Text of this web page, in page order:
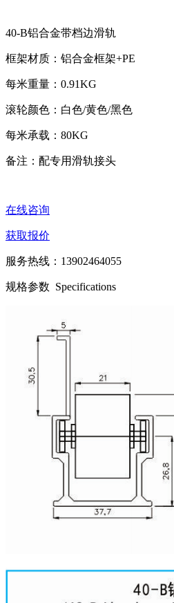
40-B铝合金带档边滑轨
框架材质：铝合金框架+PE
每米重量：0.91KG
滚轮颜色：白色/黄色/黑色
每米承载：80KG
备注：配专用滑轨接头
在线咨询
获取报价
服务热线： 13902464055
规格参数 Specifications